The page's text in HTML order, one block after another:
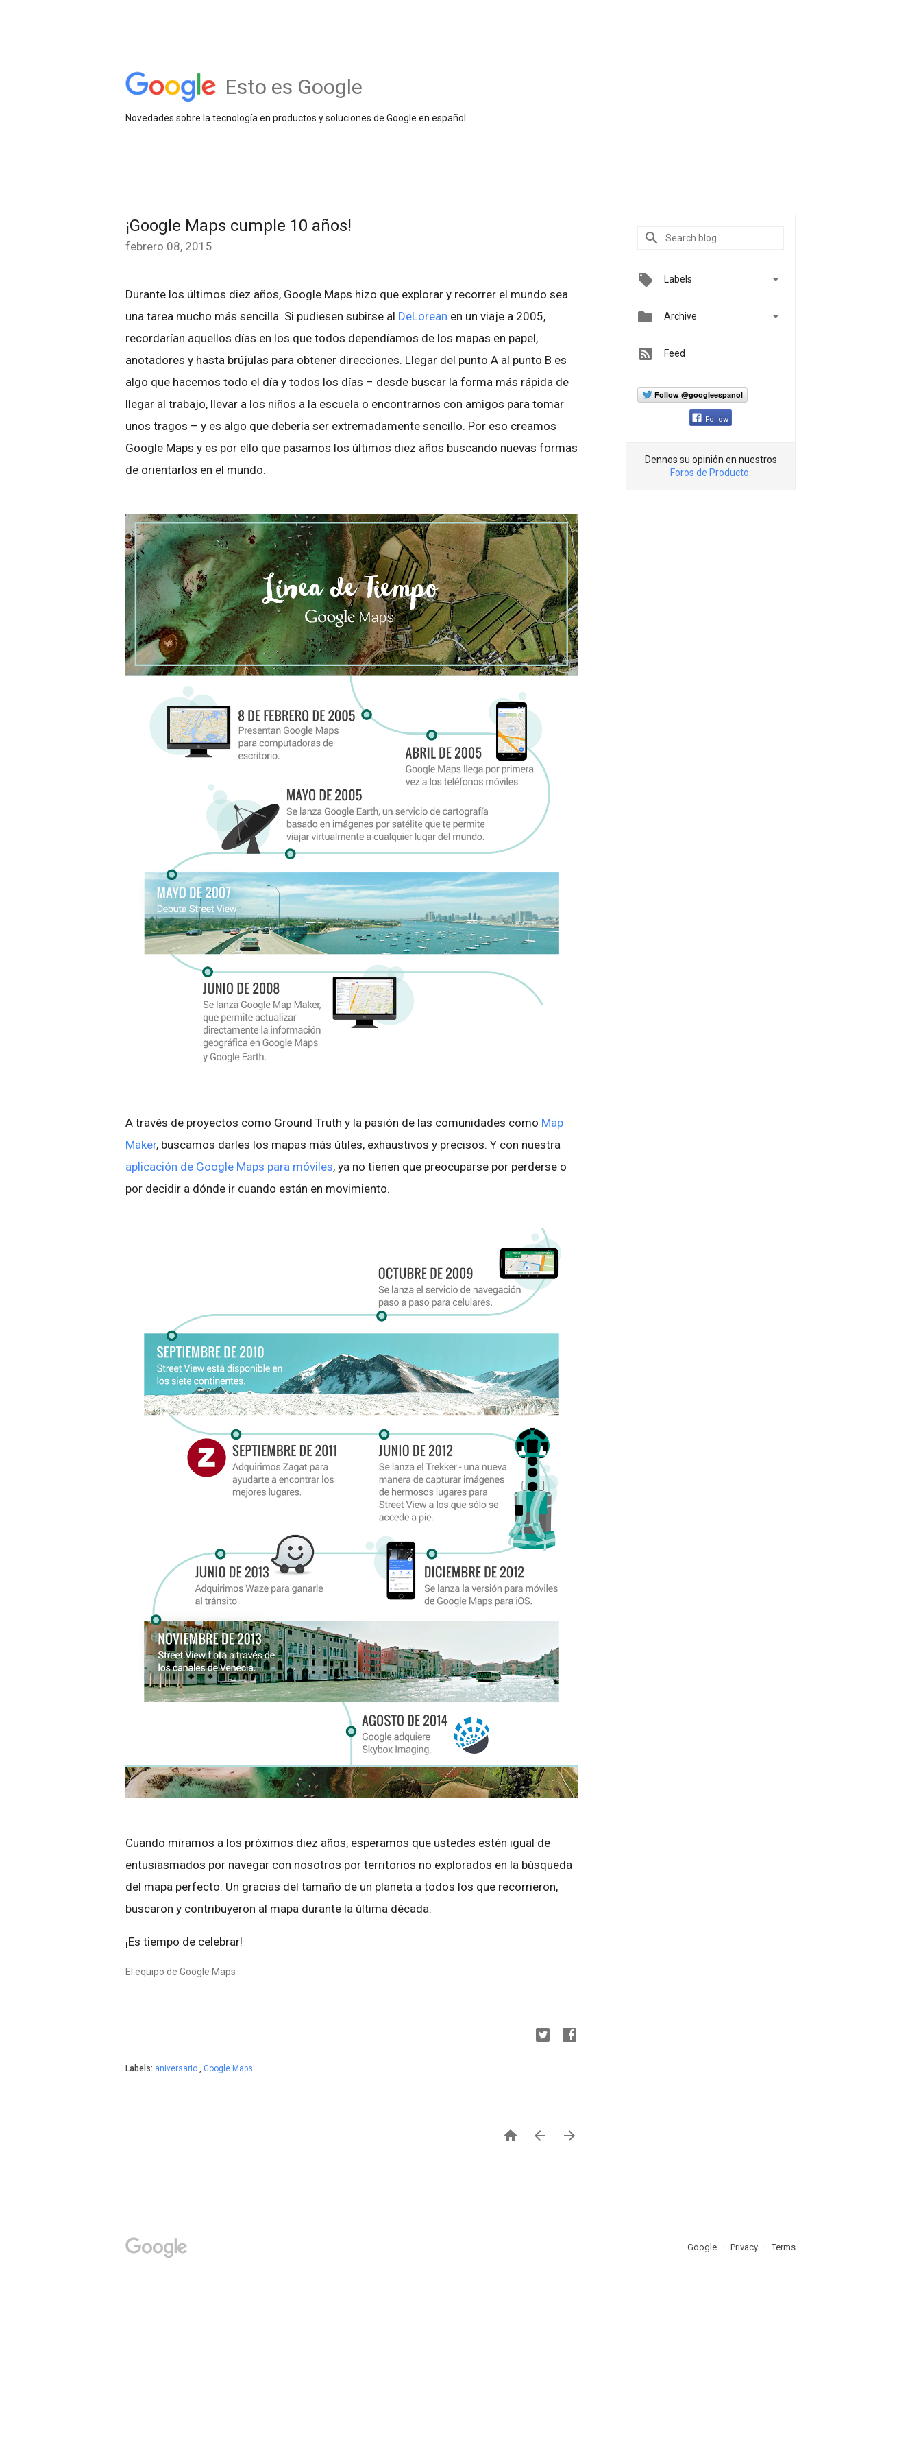
Esto es Google
Novedades sobre la tecnología en productos y soluciones de Google en español.
¡Google Maps cumple 10 años!
febrero 08, 2015
Durante los últimos diez años, Google Maps hizo que explorar y recorrer el mundo sea
una tarea mucho más sencilla. Si pudiesen subirse al DeLorean en un viaje a 2005,
recordarían aquellos días en los que todos dependíamos de los mapas en papel,
anotadores y hasta brújulas para obtener direcciones. Llegar del punto A al punto B es
algo que hacemos todo el día y todos los días – desde buscar la forma más rápida de
llegar al trabajo, llevar a los niños a la escuela o encontrarnos con amigos para tomar
unos tragos – y es algo que debería ser extremadamente sencillo. Por eso creamos
Google Maps y es por ello que pasamos los últimos diez años buscando nuevas formas
de orientarlos en el mundo.
A través de proyectos como Ground Truth y la pasión de las comunidades como Map
Maker, buscamos darles los mapas más útiles, exhaustivos y precisos. Y con nuestra
aplicación de Google Maps para móviles, ya no tienen que preocuparse por perderse o
por decidir a dónde ir cuando están en movimiento.
Cuando miramos a los próximos diez años, esperamos que ustedes estén igual de
entusiasmados por navegar con nosotros por territorios no explorados en la búsqueda
del mapa perfecto. Un gracias del tamaño de un planeta a todos los que recorrieron,
buscaron y contribuyeron al mapa durante la última década.
¡Es tiempo de celebrar!
El equipo de Google Maps
Labels: aniversario , Google Maps
  
Labels 
 Archive 
Feed
Follow @googleespanol
Follow
Dennos su opinión en nuestros
Foros de Producto
Google Privacy Terms